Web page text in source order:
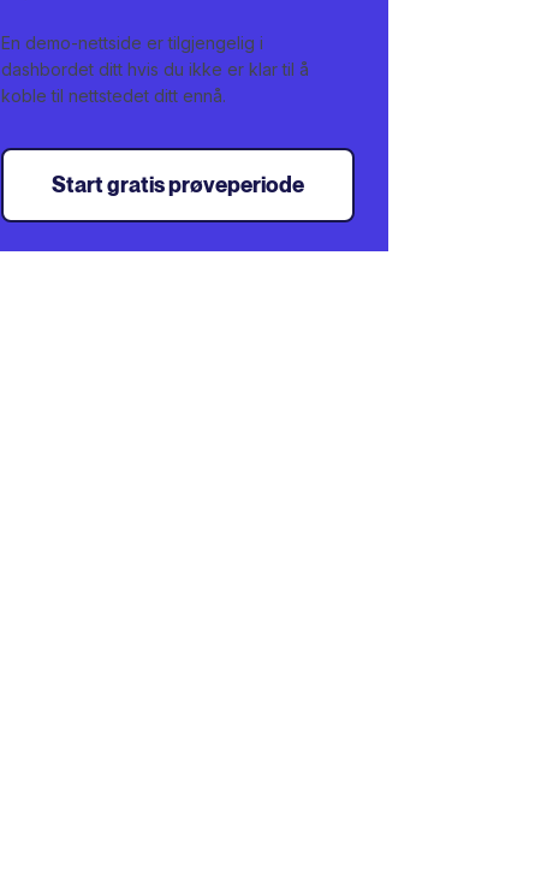
En demo-nettside er tilgjengelig i
dashbordet ditt hvis du ikke er klar til å
koble til nettstedet ditt ennå.
Start gratis prøveperiode